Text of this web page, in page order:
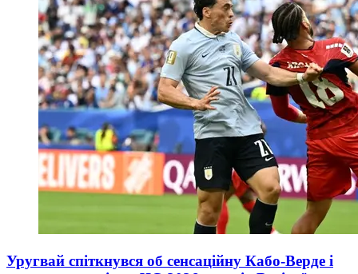
Уругвай спіткнувся об сенсаційну Кабо-Верде і